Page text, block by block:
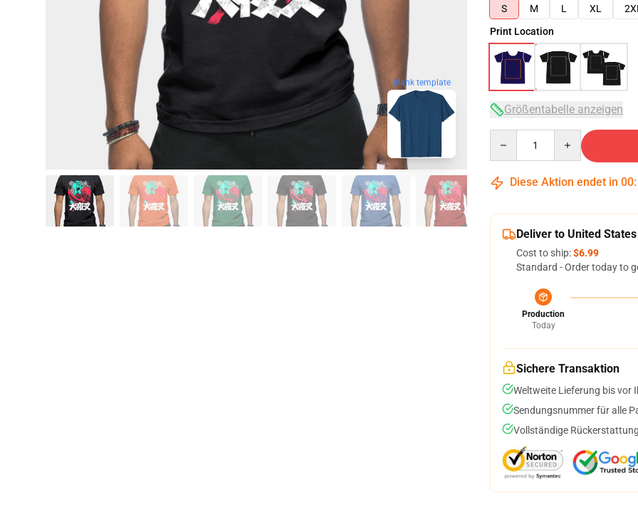
blank template
S
M L XL 2XL
Print Location
Größentabelle anzeigen
Diese Aktion endet in 00:
Deliver to United States
Cost to ship:$6.99
Standard - Order today to
Production
Today
Sichere Transaktion
Weltweite Lieferung bis vor
Sendungsnummer für alle
Vollständige